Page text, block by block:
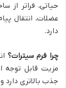
حیاتی، فراتر از
عضلات، انتقال
دارد.
چرا فرم سیترات؟
مزیت قابل توجه
جذب بالاتری